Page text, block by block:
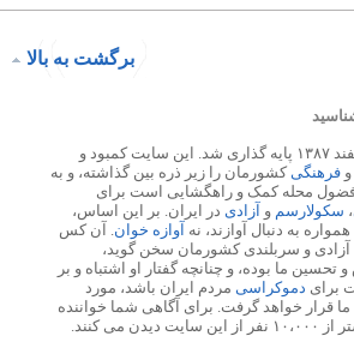
برگشت به بالا
فضول محله در ۱۳ اسفند ۱۳۸۷ پایه گذاری شد. این سایت کمبود و
و فرهنگیکشورمان را زیر ذره بین گذاشته، و به
محله کمک و راهگشایی است برای
، سکولارسم و آزادی در ایران. بر این اساس،
به دنبال آوازند، نه آوازه خوان. آن کس
و سربلندی کشورمان سخن گوید،
ما بوده، و چنانچه گفتار او اشتباه و بر
برای دموکراسی مردم ایران باشد، مورد
ما قرار خواهد گرفت. برای آگاهی شما خواننده
می کنند.